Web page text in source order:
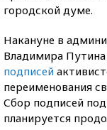
городской думе.
Накануне в
Владимира
подписей
переименования
Сбор подписей
планируется